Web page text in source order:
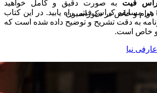
دوام و خاص در دکوراسیون
فیت به صورت دقیق و کامل خواهید
مسابقه کراس فیتی راه یابید. در این کتاب
به دقت تشریح و توضیح داده شده است که
و خاص است.
نیا